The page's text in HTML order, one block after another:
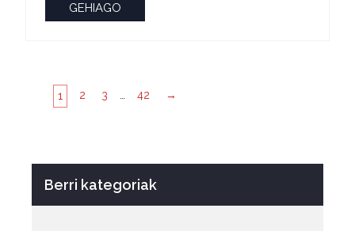
GEHIAGO
1 2 3 42 →
Berri kategoriak